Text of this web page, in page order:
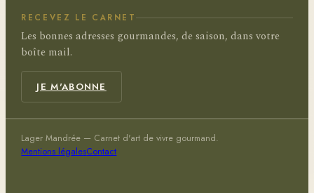
RECEVEZ LE CARNET
Les bonnes adresses gourmandes, de saison, dans votre
boîte mail.
JE M'ABONNE
Lager Mandrée — Carnet d'art de vivre gourmand.
Mentions légalesContact